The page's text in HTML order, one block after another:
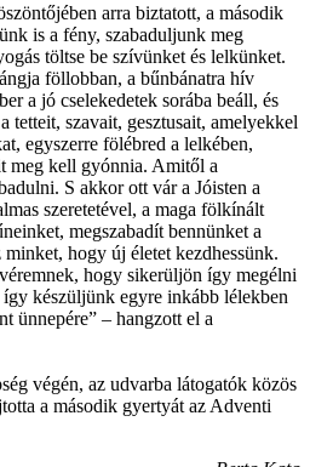
arra biztatott, a második
is a fény, szabaduljunk meg
töltse be szívünket és lelkünket.
föllobban, a bűnbánatra hív
a jó cselekedetek sorába beáll, és
tetteit, szavait, gesztusait, amelyekkel
egyszerre fölébred a lelkében,
meg kell gyónnia. Amitől a
S akkor ott vár a Jóisten a
szeretetével, a maga fölkínált
megszabadít bennünket a
hogy új életet kezdhessünk.
hogy sikerüljön így megélni
készüljünk egyre inkább lélekben
ünnepére” – hangzott el a
végén, az udvarba látogatók közös
a második gyertyát az Adventi